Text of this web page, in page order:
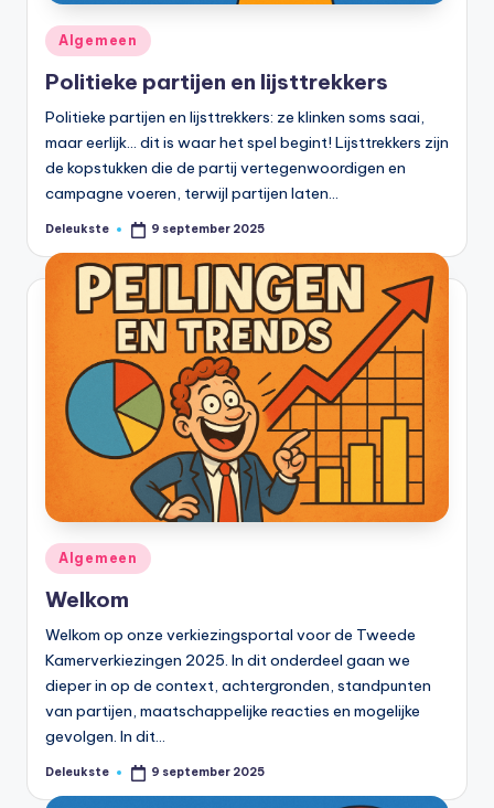
Geplaatst
in
Algemeen
Politieke partijen en lijsttrekkers
Politieke partijen en lijsttrekkers: ze klinken soms saai,
maar eerlijk… dit is waar het spel begint! Lijsttrekkers zijn
de kopstukken die de partij vertegenwoordigen en
campagne voeren, terwijl partijen laten…
Geplaatst
Deleukste 9 september 2025
Geplaatst
in
Algemeen
Welkom
Welkom op onze verkiezingsportal voor de Tweede
Kamerverkiezingen 2025. In dit onderdeel gaan we
dieper in op de context, achtergronden, standpunten
van partijen, maatschappelijke reacties en mogelijke
gevolgen. In dit…
Geplaatst
Deleukste 9 september 2025